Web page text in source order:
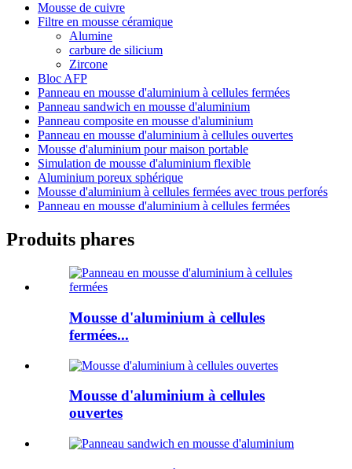
Mousse de cuivre
Filtre en mousse céramique
Alumine
carbure de silicium
Zircone
Bloc AFP
Panneau en mousse d'aluminium à cellules fermées
Panneau sandwich en mousse d'aluminium
Panneau composite en mousse d'aluminium
Panneau en mousse d'aluminium à cellules ouvertes
Mousse d'aluminium pour maison portable
Simulation de mousse d'aluminium flexible
Aluminium poreux sphérique
Mousse d'aluminium à cellules fermées avec trous perforés
Panneau en mousse d'aluminium à cellules fermées
Produits phares
Mousse d'aluminium à cellules
fermées...
Mousse d'aluminium à cellules
ouvertes